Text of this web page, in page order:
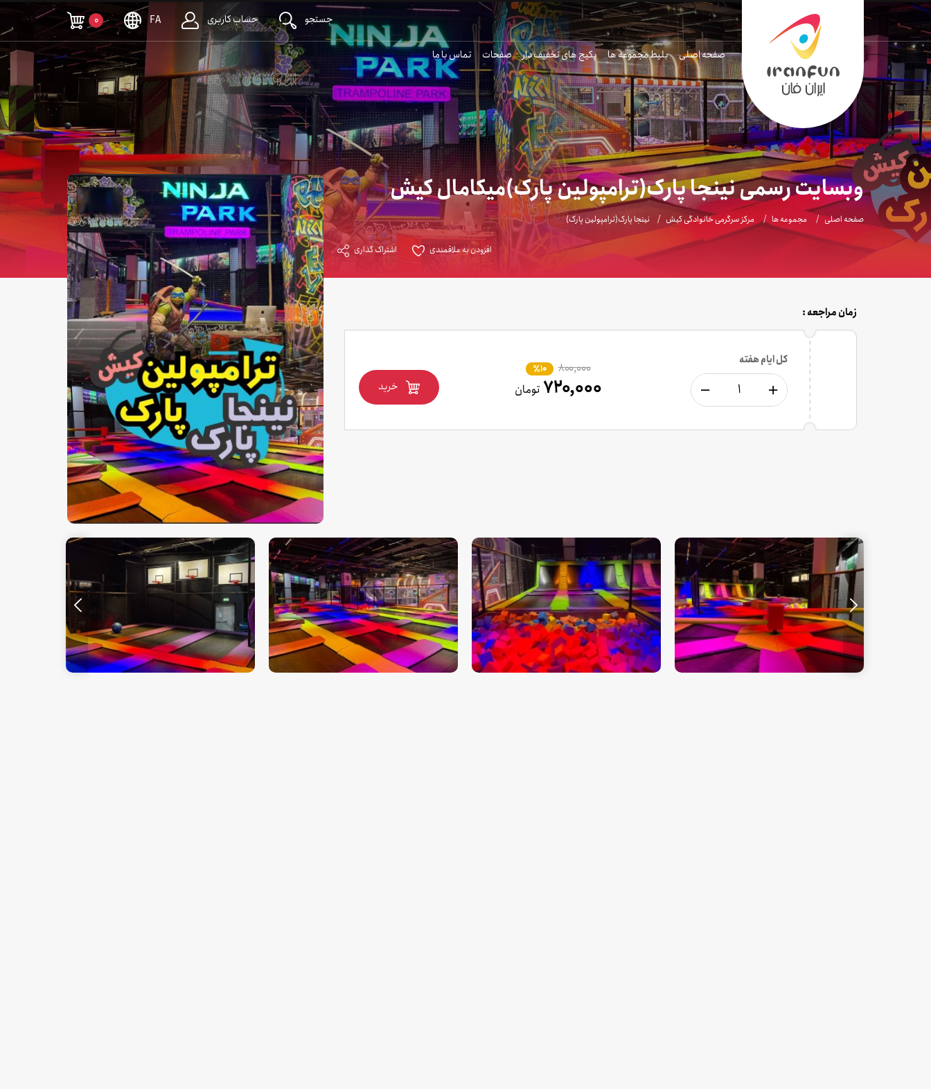
جستجو حساب کاربری FA
0
صفحه اصلی بلیط مجموعه ها پکیج های تخفیف دار صفحات تماس با ما
وبسایت رسمی نینجا پارک(ترامپولین پارک)میکامال کیش
صفحه اصلی مجموعه ها مرکز سرگرمی خانوادگی کیش نینجا پارک(ترامپولین پارک)
افزودن به علاقمندی اشتراک گذاری
زمان مراجعه :
کل ایام هفته ۸۰۰,۰۰۰ ٪10
۷۲۰,۰۰۰ تومان خرید